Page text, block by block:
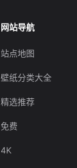
网站导航
站点地图
壁纸分类大全
精选推荐
免费
4K